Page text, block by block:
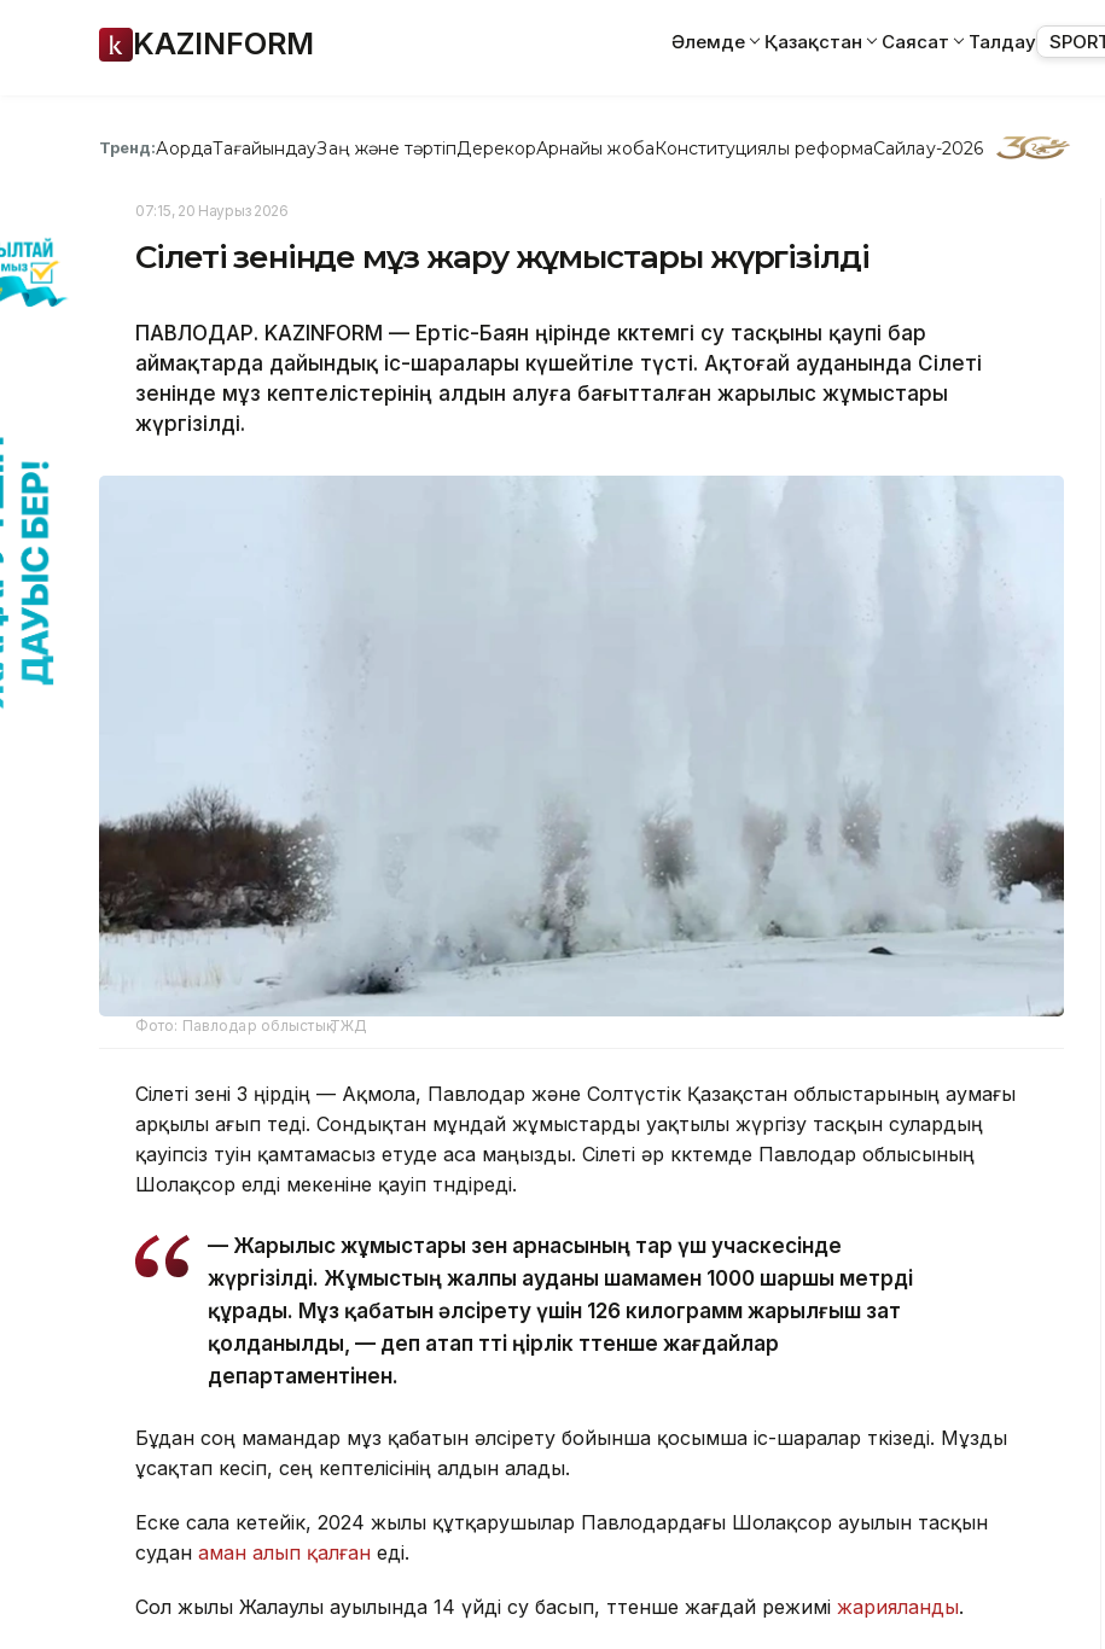
KAZINFORM Әлемде Қазақстан Саясат Талдау
Тренд:АқордаТағайындауЗаң және тәртіпДерекқорАрнайы жобаКонституциялық реформаСайлау-2026
07:15, 20 Наурыз 2026
Сілеті өзенінде мұз жару жұмыстары жүргізілді
ПАВЛОДАР. KAZINFORM — Ертіс-Баян өңірінде көктемгі су тасқыны қаупі бар
аймақтарда дайындық іс-шаралары күшейтіле түсті. Ақтоғай ауданында Сілеті
өзенінде мұз кептелістерінің алдын алуға бағытталған жарылыс жұмыстары
жүргізілді.
Фото: Павлодар облыстық ТЖД
Сілеті өзені 3 өңірдің — Ақмола, Павлодар және Солтүстік Қазақстан облыстарының аумағы
арқылы ағып өтеді. Сондықтан мұндай жұмыстарды уақтылы жүргізу тасқын сулардың
қауіпсіз өтуін қамтамасыз етуде аса маңызды. Сілеті әр көктемде Павлодар облысының
Шолақсор елді мекеніне қауіп төндіреді.
— Жарылыс жұмыстары өзен арнасының тар үш учаскесінде
жүргізілді. Жұмыстың жалпы ауданы шамамен 1000 шаршы метрді
құрады. Мұз қабатын әлсірету үшін 126 килограмм жарылғыш зат
қолданылды, — деп атап өтті өңірлік төтенше жағдайлар
департаментінен.
Бұдан соң мамандар мұз қабатын әлсірету бойынша қосымша іс-шаралар өткізеді. Мұзды
ұсақтап кесіп, сең кептелісінің алдын алады.
Еске сала кетейік, 2024 жылы құтқарушылар Павлодардағы Шолақсор ауылын тасқын
судан аман алып қалған еді.
Сол жылы Жалаулы ауылында 14 үйді су басып, төтенше жағдай режимі жарияланды.